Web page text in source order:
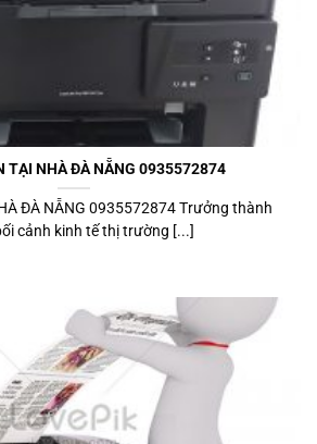
TẠI NHÀ ĐÀ NẴNG 0935572874
ĐÀ NẴNG 0935572874 Trưởng thành
cảnh kinh tế thị trường [...]